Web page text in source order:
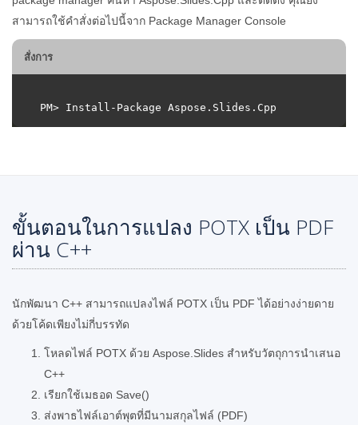
สามารถใช้คำสั่งต่อไปนี้จาก Package Manager Console
สั่งการ
ขั้นตอนในการแปลง POTX เป็น PDF
ผ่าน C++
นักพัฒนา C++ สามารถแปลงไฟล์ POTX เป็น PDF ได้อย่างง่ายดาย
ด้วยโค้ดเพียงไม่กี่บรรทัด
โหลดไฟล์ POTX ด้วย Aspose.Slides สำหรับวัตถุการนำเสนอ
C++
เรียกใช้เมธอด Save()
ส่งพาธไฟล์เอาต์พุตที่มีนามสกุลไฟล์ (PDF)